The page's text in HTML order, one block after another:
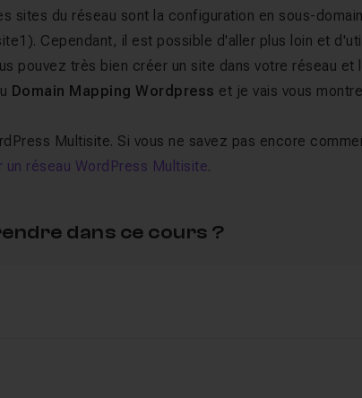
sites du réseau sont la configuration en sous-
Cependant, il est possible d'aller plus loin et
pouvez très bien créer un site dans votre réseau et
Domain Mapping Wordpress et je vais vous
Multisite. Si vous ne savez pas encore
un réseau WordPress Multisite.
dans ce cours ?